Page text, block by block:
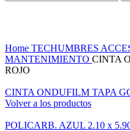
Home TECHUMBRES
MANTENIMIENTO CINTA
ROJO
CINTA ONDUFILM TAPA
Volver a los productos
POLICARB. AZUL 2.10 x